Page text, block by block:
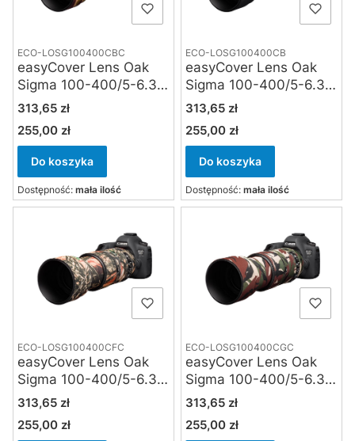
ECO-LOSG100400CBC
easyCover Lens Oak
Sigma 100-400/5-6.3
DG OS HSM
Contemporary brown
camouflage
Cena
313,65 zł
Cena
255,00 zł
Do koszyka
Dostępność: mała ilość
ECO-LOSG100400CB
easyCover Lens Oak
Sigma 100-400/5-6.3
DG OS HSM
Contemporary czarna
Cena
313,65 zł
Cena
255,00 zł
Do koszyka
Dostępność: mała ilość
ECO-LOSG100400CFC
easyCover Lens Oak
Sigma 100-400/5-6.3
DG OS HSM
Contemporary forest
camouflage
Cena
313,65 zł
Cena
255,00 zł
ECO-LOSG100400CGC
easyCover Lens Oak
Sigma 100-400/5-6.3
DG OS HSM
Contemporary green
camouflage
Cena
313,65 zł
Cena
255,00 zł